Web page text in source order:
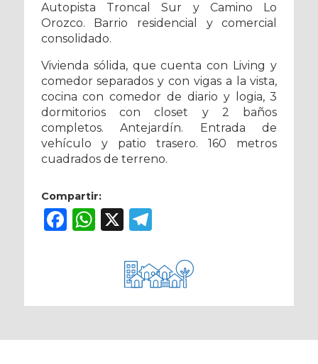
Autopista Troncal Sur y Camino Lo
Orozco. Barrio residencial y comercial
consolidado.
Vivienda sólida, que cuenta con Living y
comedor separados y con vigas a la vista,
cocina con comedor de diario y logia, 3
dormitorios con closet y 2 baños
completos. Antejardín. Entrada de
vehículo y patio trasero. 160 metros
cuadrados de terreno.
Compartir:
Facebook
WhatsApp
X Telegram